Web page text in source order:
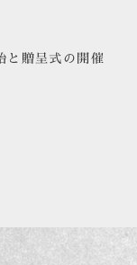
と贈呈式の開催